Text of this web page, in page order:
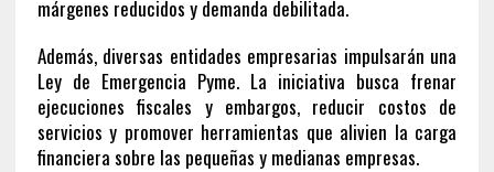
márgenes reducidos y demanda debilitada.
Además, diversas entidades empresarias impulsarán una
Ley de Emergencia Pyme. La iniciativa busca frenar
ejecuciones fiscales y embargos, reducir costos de
servicios y promover herramientas que alivien la carga
financiera sobre las pequeñas y medianas empresas.